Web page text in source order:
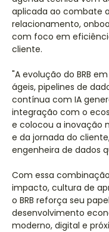
aplicada ao combate
relacionamento,
com foco em
cliente.
"A evolução do BRB
ágeis, pipelines de
contínua com IA
integração com o
e colocou a inovação
e da jornada do
engenheira de dados
Com essa
impacto, cultura de
o BRB reforça seu
desenvolvimento
moderno, digital e